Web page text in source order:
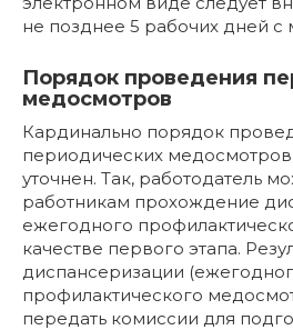
не позднее 5 рабочих дней с
Порядок проведения
медосмотров
Кардинально порядок
периодических
уточнен. Так, работодатель
работникам прохождение
ежегодного
качестве первого этапа.
диспансеризации
профилактического
передать комиссии для